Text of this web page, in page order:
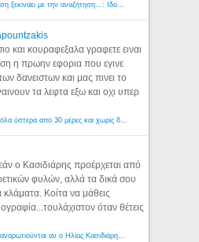
Λόγιος Ερμής | Η γνώση ξεκινάει με την αναζήτηση...: Ιδού οι 18 που χρωστούν 11 δις ευρώ!
και κουραφεξαλα γραφετε ειναι
η πρωην εφορια που εγινε
δανειστων και μας πινει το
τα λεφτα εξω και οχι υπερ
Εφορία: Κατάσχονται όλα ύστερα από 30 μέρες και χωρίς δικαστικές αποφάσεις - Λόγιος Ερμής
ο Κασιδιάρης προέρχεται από
φυλών, αλλά τα δικά σου
κλάματα. Κοίτα να μάθεις
όταν θέτεις
Αμερικανοί ρατσιστές αναρωτιούνται αν ο Ηλίας Κασιδιάρης ανήκει στη λευκή φυλή... - Λόγιος Ερμής